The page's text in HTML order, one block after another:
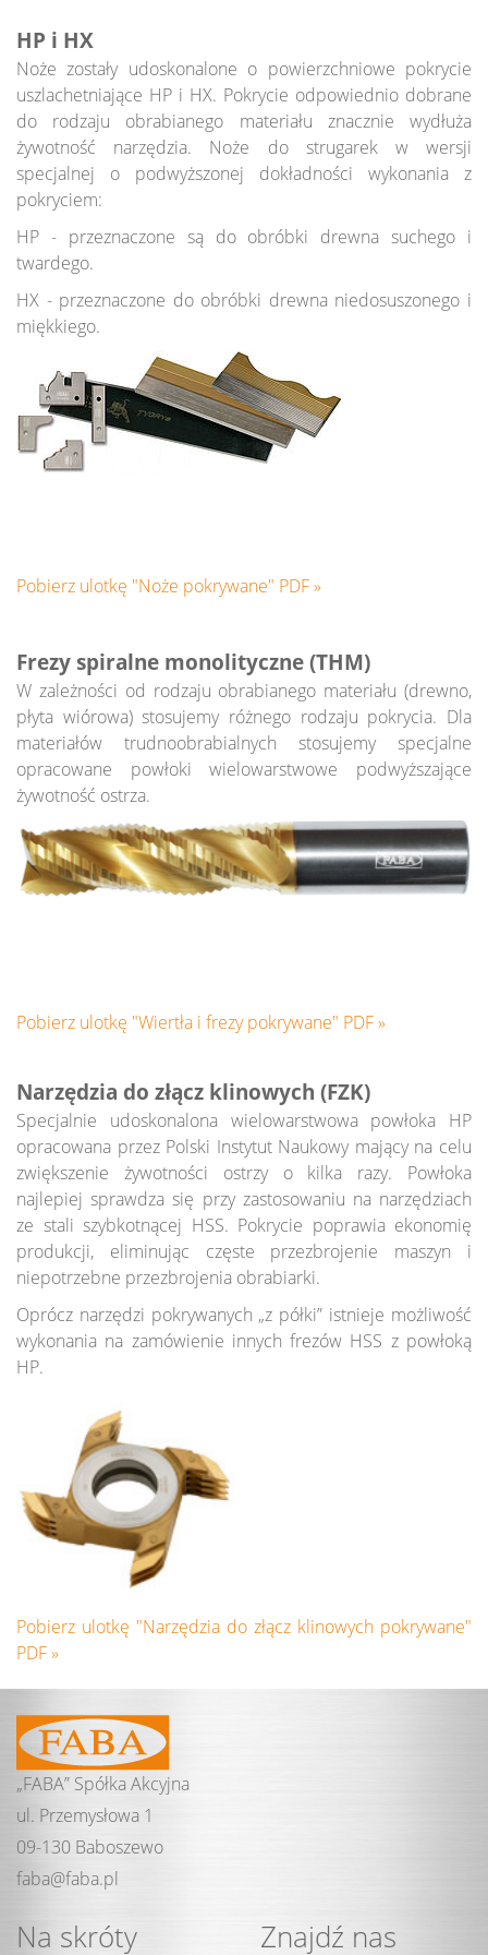
Piły
Szarpaki
Frezy nasadzane
Narzędzia do złącz klinowych
Głowice
Trzpieniowe
Wiertła
Noże, części zamienne
Mocowania
Narzędzia do okien i drzwi
Narzędzia DIA
Narzędzia do zastosowań specjalnych
Pokrycia HP, HX
Pokrycia cienkich pił
FOLDER
Katalog PDF
Pobierz katalog PDF (~82 MB) »
HP i HX
Noże zostały udoskonalone o powierzchniowe pokrycie
uszlachetniające HP i HX. Pokrycie odpowiednio dobrane
do rodzaju obrabianego materiału znacznie wydłuża
żywotność narzędzia. Noże do strugarek w wersji
specjalnej o podwyższonej dokładności wykonania z
pokryciem:
HP - przeznaczone są do obróbki drewna suchego i
twardego.
HX - przeznaczone do obróbki drewna niedosuszonego i
miękkiego.
Pobierz ulotkę "Noże pokrywane" PDF »
Frezy spiralne monolityczne (THM)
W zależności od rodzaju obrabianego materiału (drewno,
płyta wiórowa) stosujemy różnego rodzaju pokrycia. Dla
materiałów trudnoobrabialnych stosujemy specjalne
opracowane powłoki wielowarstwowe podwyższające
żywotność ostrza.
Pobierz ulotkę "Wiertła i frezy pokrywane" PDF »
Narzędzia do złącz klinowych (FZK)
Specjalnie udoskonalona wielowarstwowa powłoka HP
opracowana przez Polski Instytut Naukowy mający na celu
zwiększenie żywotności ostrzy o kilka razy. Powłoka
najlepiej sprawdza się przy zastosowaniu na narzędziach
ze stali szybkotnącej HSS. Pokrycie poprawia ekonomię
produkcji, eliminując częste przezbrojenie maszyn i
niepotrzebne przezbrojenia obrabiarki.
Oprócz narzędzi pokrywanych „z półki” istnieje możliwość
wykonania na zamówienie innych frezów HSS z powłoką
HP.
Pobierz ulotkę "Narzędzia do złącz klinowych pokrywane"
PDF »
„FABA” Spółka Akcyjna
ul. Przemysłowa 1
09-130 Baboszewo
faba@faba.pl
Na skróty
Znajdź nas